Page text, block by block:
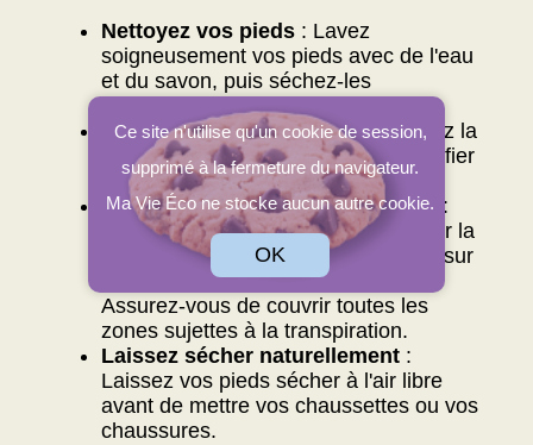
Nettoyez vos pieds: Lavez
soigneusement vos pieds avec de l'eau
et du savon, puis séchez-les
Humidifiez la pierre d'alun: Passez la
pierre d'alun sous l'eau pour l'humidifier
légèrement.
Appliquez la pierre sur vos pieds :
Frottez la pierre d'alun humidifiée sur la
plante des pieds, entre les orteils et sur
le dessus des pieds.
Assurez-vous de couvrir toutes les
zones sujettes à la transpiration.
Laissez sécher naturellement:
Laissez vos pieds sécher à l'air libre
avant de mettre vos chaussettes ou vos
chaussures.
Ce site n'utilise qu'un cookie de session,
supprimé à la fermeture du navigateur.
Ma Vie Éco ne stocke aucun autre cookie.
OK